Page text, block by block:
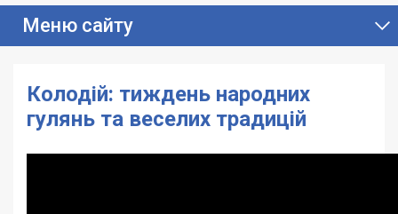
Меню сайту
Колодій: тиждень народних
гулянь та веселих традицій